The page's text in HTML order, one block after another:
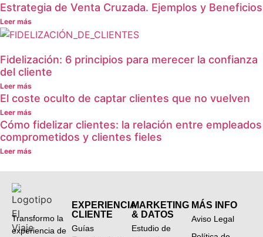
Estrategia de Venta Cruzada. Ejemplos y Beneficios
Leer más
Fidelización: 6 principios para merecer la confianza
del cliente
Leer más
El coste oculto de captar clientes que no vuelven
Leer más
Cómo fidelizar clientes: la relación entre empleados
comprometidos y clientes fieles
Leer más
Transformo la
experiencia de
EXPERIENCIA
CLIENTE
Guías
MARKETING
& DATOS
Estudio de
MÁS INFO
Aviso Legal